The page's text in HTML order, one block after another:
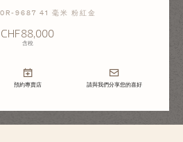
9687 41 毫米 粉紅金
CHF88,000
含稅
預約專賣店 請與我們分享您的喜好